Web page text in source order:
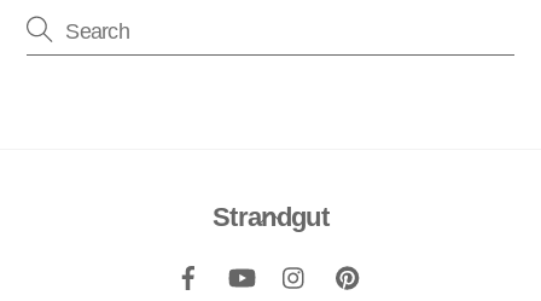
Back
Top
Strandgut